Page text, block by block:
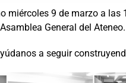
miércoles 9 de marzo a las
General del Ateneo.
a seguir